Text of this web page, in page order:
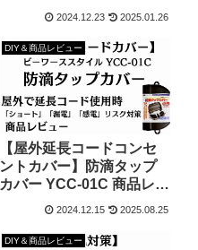
2024.12.23 2025.01.26
DIY＆商品レビュー
【屋外延長コードコンセ
ントカバー】防滴タップ
カバー YCC-01C 商品レビ
2024.12.15 2025.08.25
DIY＆商品レビュー